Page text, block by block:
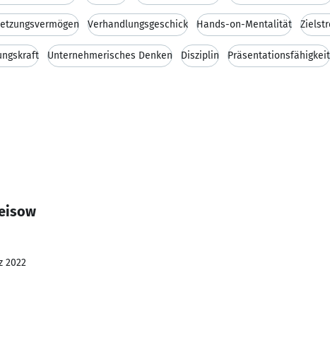
Verhandlungsgeschick Hands-on-Mentalität
Unternehmerisches Denken Disziplin Präsentationsfähigkeit
2022